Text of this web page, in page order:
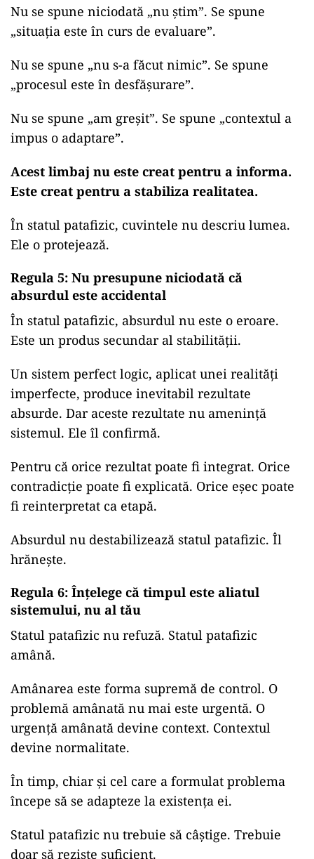
Nu se spune niciodată „nu știm”. Se spune
„situația este în curs de evaluare”.
Nu se spune „nu s-a făcut nimic”. Se spune
„procesul este în desfășurare”.
Nu se spune „am greșit”. Se spune „contextul a
impus o adaptare”.
Acest limbaj nu este creat pentru a informa.
Este creat pentru a stabiliza realitatea.
În statul patafizic, cuvintele nu descriu lumea.
Ele o protejează.
Regula 5: Nu presupune niciodată că
absurdul este accidental
În statul patafizic, absurdul nu este o eroare.
Este un produs secundar al stabilității.
Un sistem perfect logic, aplicat unei realități
imperfecte, produce inevitabil rezultate
absurde. Dar aceste rezultate nu amenință
sistemul. Ele îl confirmă.
Pentru că orice rezultat poate fi integrat. Orice
contradicție poate fi explicată. Orice eșec poate
fi reinterpretat ca etapă.
Absurdul nu destabilizează statul patafizic. Îl
hrănește.
Regula 6: Înțelege că timpul este aliatul
sistemului, nu al tău
Statul patafizic nu refuză. Statul patafizic
amână.
Amânarea este forma supremă de control. O
problemă amânată nu mai este urgentă. O
urgență amânată devine context. Contextul
devine normalitate.
În timp, chiar și cel care a formulat problema
începe să se adapteze la existența ei.
Statul patafizic nu trebuie să câștige. Trebuie
doar să reziste suficient.